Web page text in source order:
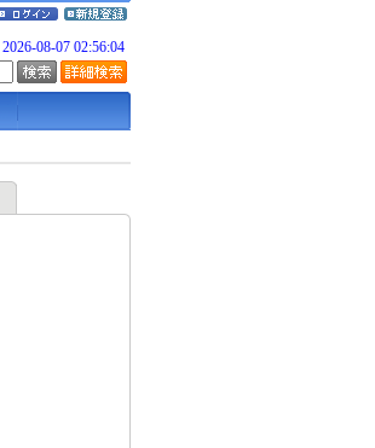
2026-08-07 02:56:04